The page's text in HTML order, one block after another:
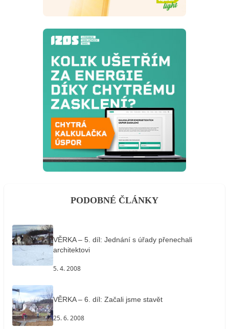
PODOBNÉ ČLÁNKY
VĚRKA – 5. díl: Jednání s úřady přenechali
architektovi
5. 4. 2008
VĚRKA – 6. díl: Začali jsme stavět
25. 6. 2008